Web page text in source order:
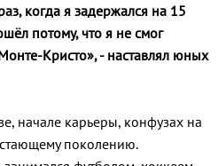
когда я задержался на 15
потому, что я не смог
Кристо», - наставлял юных
начале карьеры, конфузах на
поколению.